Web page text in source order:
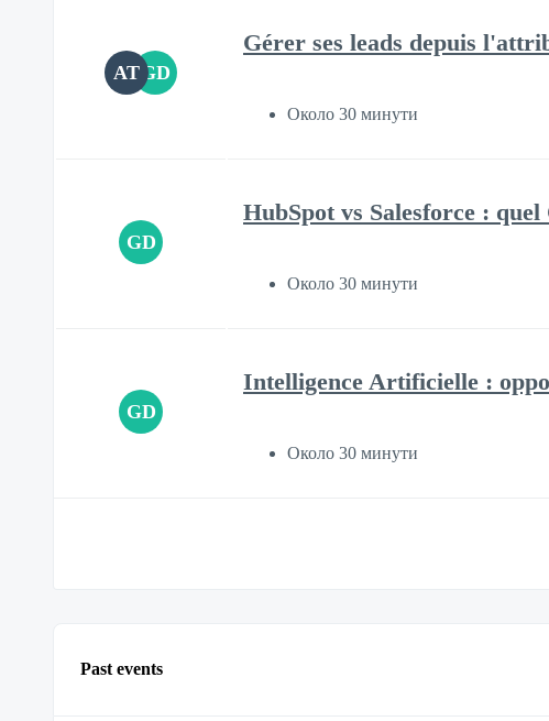
AT GD
Gérer ses leads depuis
Около 30 минути
GD
HubSpot vs Salesforce :
Около 30 минути
GD
Intelligence Artificielle :
Около 30 минути
Past events